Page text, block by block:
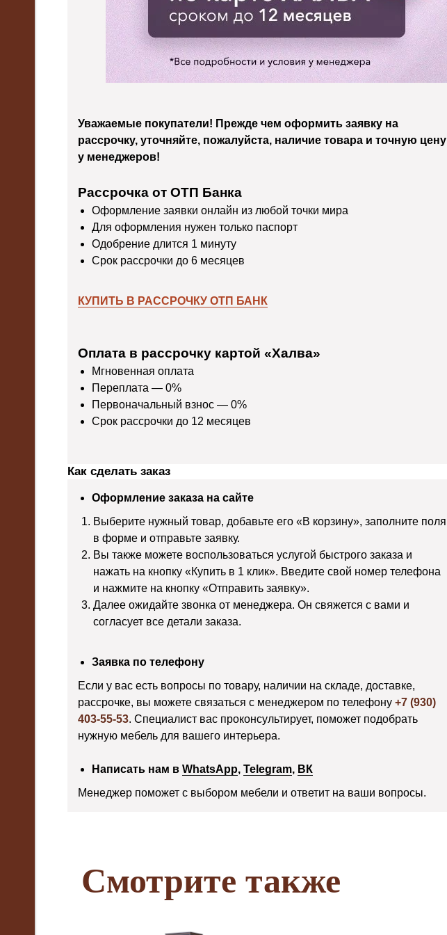
Уважаемые покупатели! Прежде чем оформить заявку на
рассрочку, уточняйте, пожалуйста, наличие товара и точную цену
у менеджеров!
Рассрочка от ОТП Банка
Оформление заявки онлайн из любой точки мира
Для оформления нужен только паспорт
Одобрение длится 1 минуту
Срок рассрочки до 6 месяцев
КУПИТЬ В РАССРОЧКУ ОТП БАНК
Оплата в рассрочку картой «Халва»
Мгновенная оплата
Переплата — 0%
Первоначальный взнос — 0%
Срок рассрочки до 12 месяцев
Как сделать заказ
Оформление заказа на сайте
Выберите нужный товар, добавьте его «В корзину», заполните поля
в форме и отправьте заявку.
Вы также можете воспользоваться услугой быстрого заказа и
нажать на кнопку «Купить в 1 клик». Введите свой номер телефона
и нажмите на кнопку «Отправить заявку».
Далее ожидайте звонка от менеджера. Он свяжется с вами и
согласует все детали заказа.
Заявка по телефону
Если у вас есть вопросы по товару, наличии на складе, доставке,
рассрочке, вы можете связаться с менеджером по телефону +7 (930)
403-55-53. Специалист вас проконсультирует, поможет подобрать
нужную мебель для вашего интерьера.
Написать нам в WhatsApp, Telegram, ВК
Менеджер поможет с выбором мебели и ответит на ваши вопросы.
Смотрите также